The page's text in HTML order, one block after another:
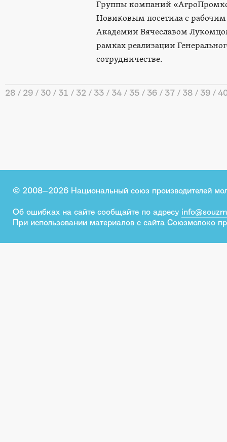
Группы компаний
Новиковым посетила с
Академии Вячеславом
рамках реализации
сотрудничестве.
28 29 30 31 32 33 34 35 36 37 38 39
© 2008–2026 Национальный союз производителей
Об ошибках на сайте сообщайте по адресу
При использовании материалов с сайта Союзмолоко